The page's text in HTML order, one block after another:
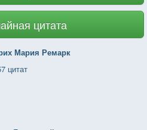
цитата
Мария Ремарк
цитат